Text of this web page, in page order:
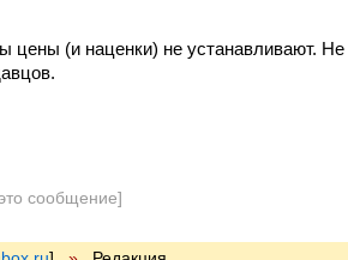
цены (и наценки) не устанавливают.
сообщение]